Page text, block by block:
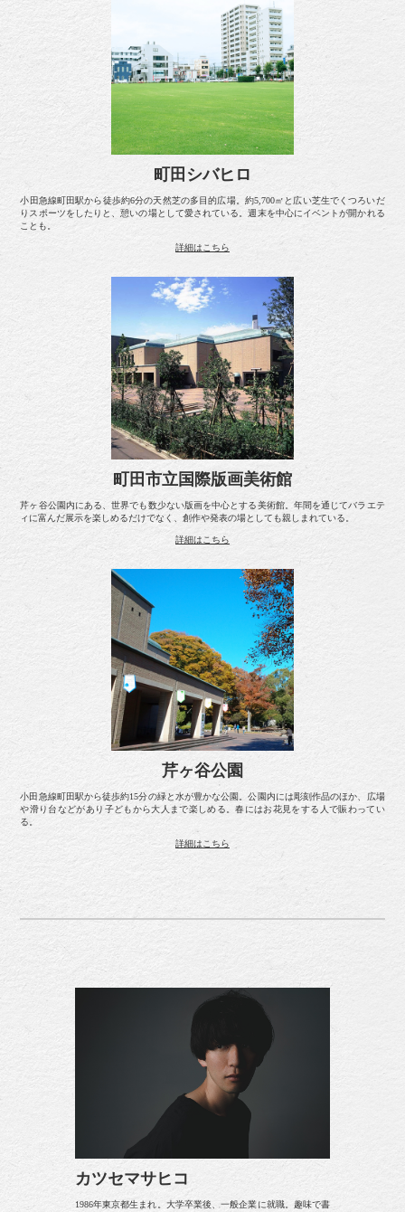
町田シバヒロ
小田急線町田駅から徒歩約6分の天然芝の多目的広場。約5,700㎡と広い芝生でくつろいだ
りスポーツをしたりと、憩いの場として愛されている。週末を中心にイベントが開かれる
ことも。
詳細はこちら
町田市立国際版画美術館
芹ヶ谷公園内にある、世界でも数少ない版画を中心とする美術館。年間を通じてバラエテ
ィに富んだ展示を楽しめるだけでなく、創作や発表の場としても親しまれている。
詳細はこちら
芹ヶ谷公園
小田急線町田駅から徒歩約15分の緑と水が豊かな公園。公園内には彫刻作品のほか、広場
や滑り台などがあり子どもから大人まで楽しめる。春にはお花見をする人で賑わってい
る。
詳細はこちら
カツセマサヒコ
1986年東京都生まれ。大学卒業後、一般企業に就職。趣味で書